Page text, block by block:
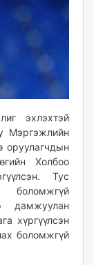
эхлэхтэй
Мэргэжлийн
оруулагчдын
Холбоо
Тус
боломжгүй
дамжуулан
хүргүүлсэн
боломжгүй